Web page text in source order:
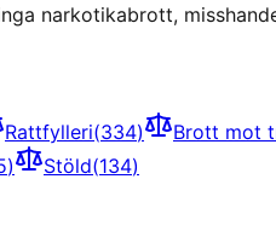
narkotikabrott,
Rattfylleri(334) Brott mot
) Stöld(134)